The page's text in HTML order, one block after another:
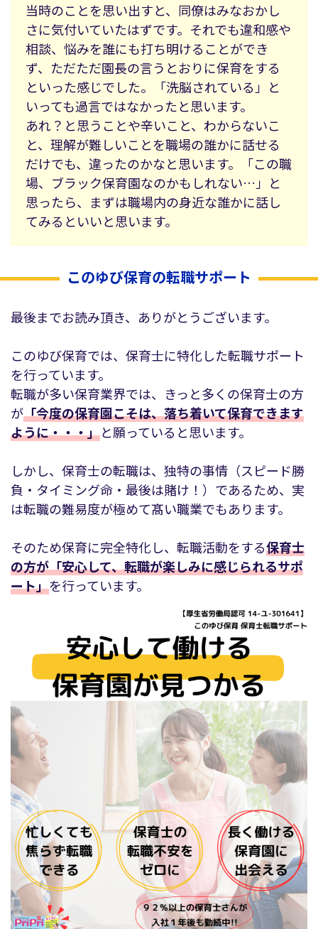
当時のことを思い出すと、同僚はみなおかし
さに気付いていたはずです。それでも違和感や
相談、悩みを誰にも打ち明けることができ
ず、ただただ園長の言うとおりに保育をする
といった感じでした。「洗脳されている」と
いっても過言ではなかったと思います。
あれ？と思うことや辛いこと、わからないこ
と、理解が難しいことを職場の誰かに話せる
だけでも、違ったのかなと思います。「この職
場、ブラック保育園なのかもしれない…」と
思ったら、まずは職場内の身近な誰かに話し
てみるといいと思います。
このゆび保育の転職サポート
最後までお読み頂き、ありがとうございます。
このゆび保育では、保育士に特化した転職サポート
を行っています。
転職が多い保育業界では、きっと多くの保育士の方
が「今度の保育園こそは、落ち着いて保育できます
ように・・・」と願っていると思います。
しかし、保育士の転職は、独特の事情（スピード勝
負・タイミング命・最後は賭け！）であるため、実
は転職の難易度が極めて髙い職業でもあります。
そのため保育に完全特化し、転職活動をする保育士
の方が「安心して、転職が楽しみに感じられるサポ
ート」を行っています。